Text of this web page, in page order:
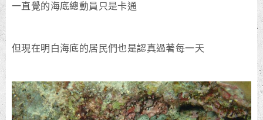
一直覺的海底總動員只是卡通
但現在明白海底的居民們也是認真過著每一天